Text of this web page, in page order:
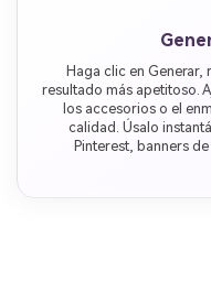
Haga clic en Generar,
resultado más apetitoso.
los accesorios o el
calidad. Úsalo
Pinterest, banners